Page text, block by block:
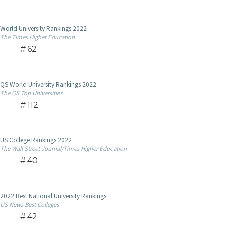
World University Rankings 2022
The Times Higher Education
62
QS World University Rankings 2022
The QS Top Universities
112
US College Rankings 2022
The Wall Street Journal/Times Higher Education
40
2022 Best National University Rankings
US News Best Colleges
42